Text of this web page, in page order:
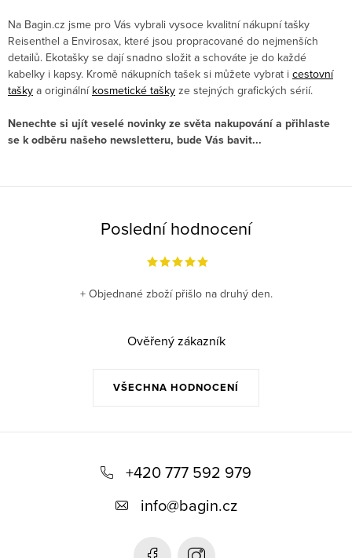
Na Bagin.cz jsme pro Vás vybrali vysoce kvalitní nákupní tašky
Reisenthel a Envirosax, které jsou propracované do nejmenších
detailů. Ekotašky se dají snadno složit a schováte je do každé
kabelky i kapsy. Kromě nákupních tašek si můžete vybrat i cestovní
tašky a originální kosmetické tašky ze stejných grafických sérií.
Nenechte si ujít veselé novinky ze světa nakupování a přihlaste
se k odběru našeho newsletteru, bude Vás bavit...
Poslední hodnocení
VŠECHNA HODNOCENÍ
+ Objednané zboží přišlo na druhý den.
Ověřený zákazník
+420 777 592 979
info@bagin.cz